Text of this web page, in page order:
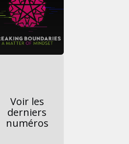
Voir les
derniers
numéros